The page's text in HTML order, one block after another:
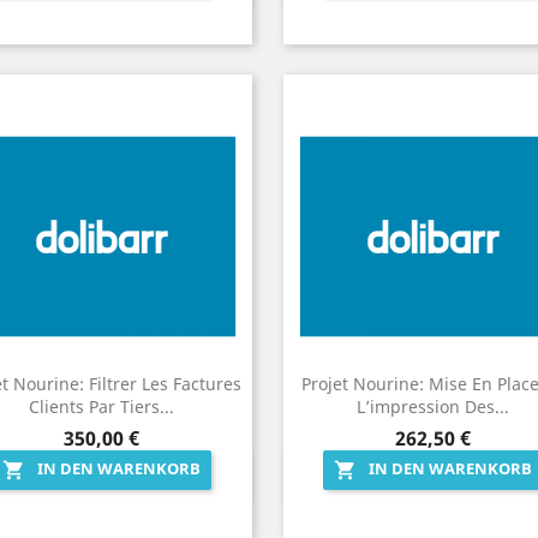
Nourine: Filtrer Les Factures
Clients Par Tiers...
Preis
350,00 €
 IN DEN WARENKORB
Vorschau
Projet Nourine: Mise En
L’impression Des...
Preis
262,50 €
 IN DEN WARENKORB
Vorschau